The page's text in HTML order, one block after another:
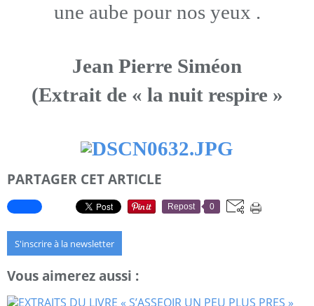
une aube pour nos yeux .
Jean Pierre Siméon
(Extrait de « la nuit respire »
PARTAGER CET ARTICLE
Repost 0
S'inscrire à la newsletter
Vous aimerez aussi :